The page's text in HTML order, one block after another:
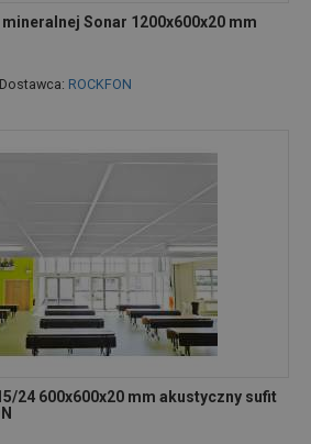
mineralnej Sonar 1200x600x20 mm
Dostawca: ROCKFON
24 600x600x20 mm akustyczny sufit